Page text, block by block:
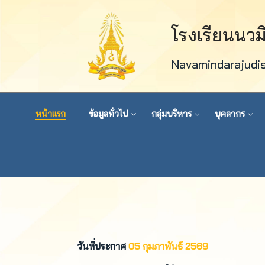
โรงเรียนน
หน้าแรก ข้อมูลทั่วไป กลุ่มบริหาร บุคลากร
วันที่ประกาศ 05 กุมภาพันธ์ 2569